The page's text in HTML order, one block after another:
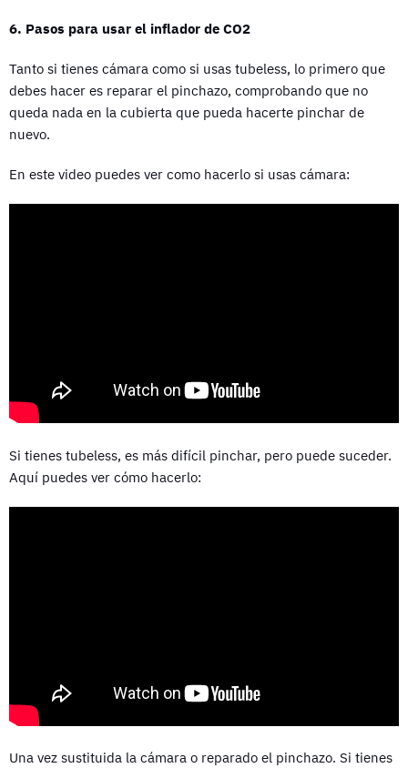
6. Pasos para usar el inflador de CO2
Tanto si tienes cámara como si usas tubeless, lo primero que
debes hacer es reparar el pinchazo, comprobando que no
queda nada en la cubierta que pueda hacerte pinchar de
nuevo.
En este video puedes ver como hacerlo si usas cámara:
Si tienes tubeless, es más difícil pinchar, pero puede suceder.
Aquí puedes ver cómo hacerlo:
Una vez sustituida la cámara o reparado el pinchazo. Si tienes